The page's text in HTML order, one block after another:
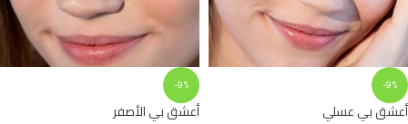
-9%
أعشق بي عسلي
-9%
أعشق بي الأصفر